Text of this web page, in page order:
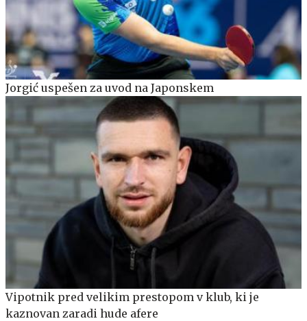
Jorgić uspešen za uvod na Japonskem
Vipotnik pred velikim prestopom v klub, ki je
kaznovan zaradi hude afere